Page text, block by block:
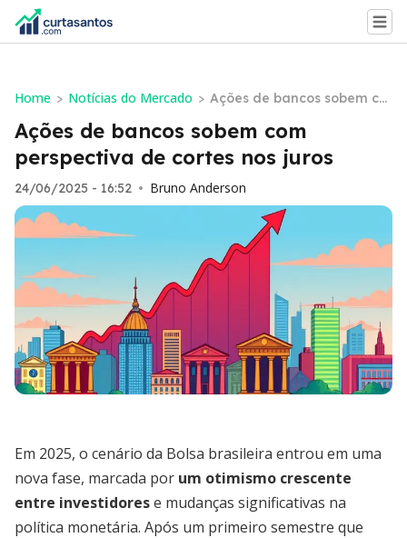
Home > Notícias do Mercado > Ações de bancos sobem co
m perspectiva de cortes no
s juros
Ações de bancos sobem com
perspectiva de cortes nos juros
24/06/2025 - 16:52 • Bruno Anderson
Em 2025, o cenário da Bolsa brasileira entrou em uma
nova fase, marcada por um otimismo crescente
entre investidorese mudanças significativas na
política monetária. Após um primeiro semestre que